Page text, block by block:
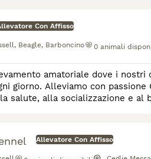
Con Affisso
Beagle, Barboncino 0 animali
amatoriale dove i
giorno. Alleviamo con passione
salute, alla socializzazione e al
Allevatore Con Affisso